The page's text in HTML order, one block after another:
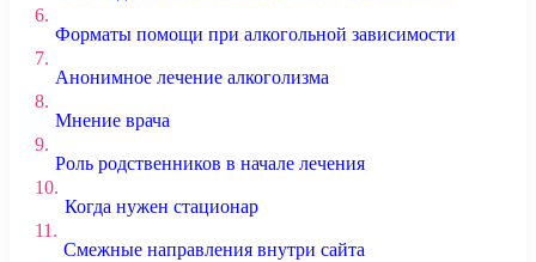
6.
Форматы помощи при алкогольной зависимости
7.
Анонимное лечение алкоголизма
8.
Мнение врача
9.
Роль родственников в начале лечения
10.
Когда нужен стационар
11.
Смежные направления внутри сайта